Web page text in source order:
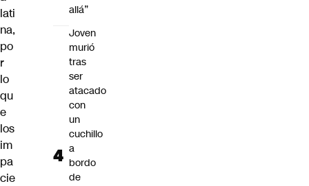
lati
na,
po
r
lo
qu
e
los
im
pa
cie
allá”
Joven
murió
tras
ser
atacado
con
un
cuchillo
a
bordo
de